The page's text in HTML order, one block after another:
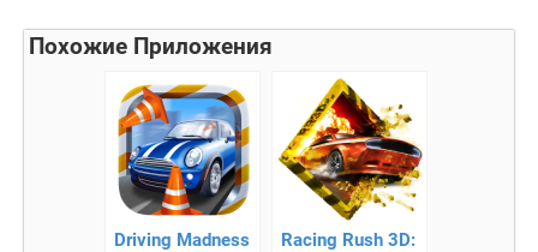
Похожие Приложения
Driving Madness
Racing Rush 3D: